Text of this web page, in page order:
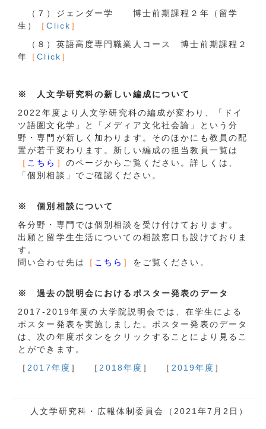
（７）ジェンダー学 博士前期課程２年（留学
生）
［Click ］
（８）英語高度専門職業人コース 博士前期課程２
年
［Click ］
※ 人文学研究科の新しい編成について
2022年度より人文学研究科の編成が変わり、「ドイ
ツ語圏文化学」と「メディア文化社会論」という分
野・専門が新しく加わります。そのほかにも教員の配
置が若干変わります。新しい編成の担当教員一覧は
［ こちら ］ のページからご覧ください。詳しくは、
「個別相談」でご確認ください。
※ 個別相談について
各分野・専⾨では個別相談を受け付けております。
出願と留学⽣⽣活についての相談窓⼝も設けておりま
す。
問い合わせ先は
［ こちら ］ をご覧ください。
※ 過去の説明会におけるポスター発表のデータ
2017-2019年度の大学院説明会では、在学生による
ポスター発表を実施しました。ポスター発表のデータ
は、次の年度ボタンをクリックすることにより見るこ
とができます。
［ 2017年度 ］ ［ 2018年度 ］ ［ 2019年度 ］
人文学研究科・広報体制委員会（2021年7月2日）